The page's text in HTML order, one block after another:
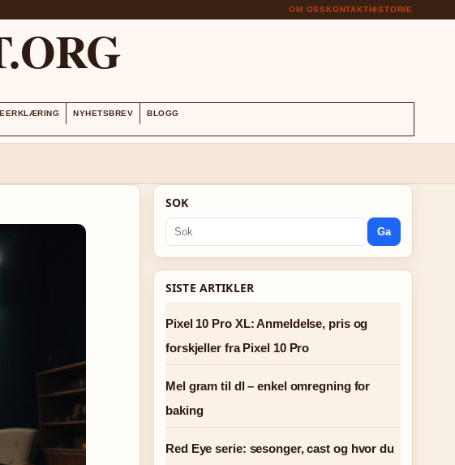
OM OSSKONTAKTHISTORIE
NYHETSBREV BLOGG
SOK
Ga
SISTE ARTIKLER
Pixel 10 Pro XL: Anmeldelse, pris og
forskjeller fra Pixel 10 Pro
Mel gram til dl – enkel omregning for
baking
Red Eye serie: sesonger, cast og hvor du